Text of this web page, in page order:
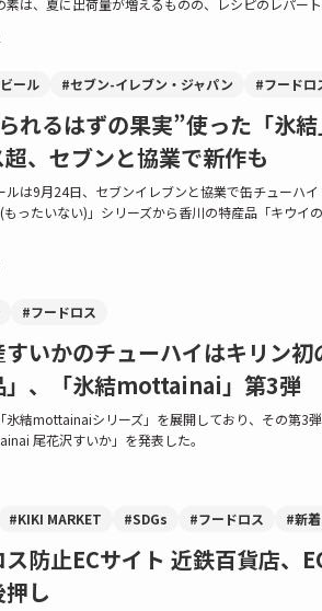
は、夏に出荷量が増えるものの、レシピのレパー
ール #セブン-イレブン・ジャパン #フードロ
れるはずの果実”使った「氷
、セブンと協業で新作も
ルは9月24日、セブンイレブンと協業で缶チューハイ
ったいない)」シリーズから香川の特産品「キウイ
#フードロス
すいかのチューハイはキリン初
」、「氷結mottainai」第3弾
氷結mottainaiシリーズ」を展開しており、その第3
尾花沢すいか」を発表した。
#KIKI MARKET #SDGs #フードロス #新
防止ECサイト 近鉄百貨店、
し